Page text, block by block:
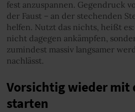
fest anzuspannen. Gegendruck
der Faust – an der stechenden
helfen. Nutzt das nichts, heißt
nicht dagegen ankämpfen,
zumindest massiv langsamer
nachlässt.
Vorsichtig wieder mit
starten